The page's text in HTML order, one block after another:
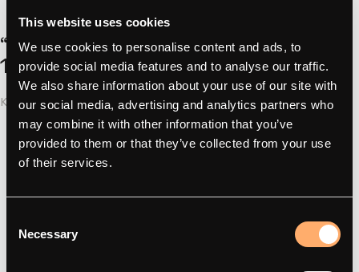
This website uses cookies
We use cookies to personalise content and ads, to
provide social media features and to analyse our traffic.
We also share information about your use of our site with
our social media, advertising and analytics partners who
may combine it with other information that you’ve
provided to them or that they’ve collected from your use
of their services.
Selection
Necessary
På vår mest brukte lader har vi hatt
100 % ladingssuksess.
Kristoffer Hurv, administrerende direktør i Driiv Solutions AS